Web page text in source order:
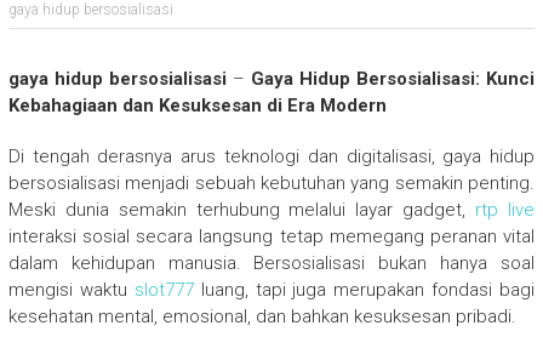
gaya hidup bersosialisasi
gaya hidup bersosialisasi – Gaya Hidup Bersosialisasi: Kunci
Kebahagiaan dan Kesuksesan di Era Modern
Di tengah derasnya arus teknologi dan digitalisasi, gaya hidup
bersosialisasi menjadi sebuah kebutuhan yang semakin penting.
Meski dunia semakin terhubung melalui layar gadget, rtp live
interaksi sosial secara langsung tetap memegang peranan vital
dalam kehidupan manusia. Bersosialisasi bukan hanya soal
mengisi waktu slot777luang, tapi juga merupakan fondasi bagi
kesehatan mental, emosional, dan bahkan kesuksesan pribadi.